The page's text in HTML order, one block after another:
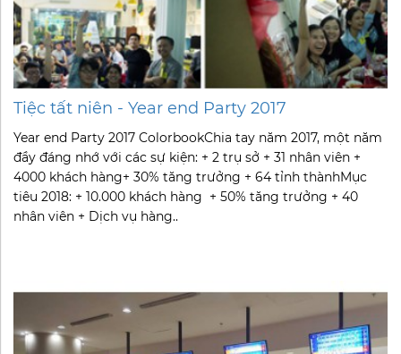
Tiệc tất niên - Year end Party 2017
Year end Party 2017 ColorbookChia tay năm 2017, một năm
đầy đáng nhớ với các sự kiện: + 2 trụ sở + 31 nhân viên +
4000 khách hàng+ 30% tăng trưởng + 64 tỉnh thànhMục
tiêu 2018: + 10.000 khách hàng + 50% tăng trưởng + 40
nhân viên + Dịch vụ hàng..